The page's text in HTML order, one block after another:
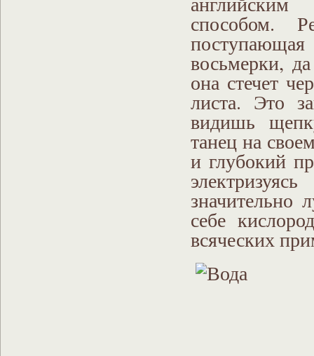
способом.
восьмерки,
она стечет
листа. Это
видишь
танец на
и глубокий
значительно
себе
всяческих